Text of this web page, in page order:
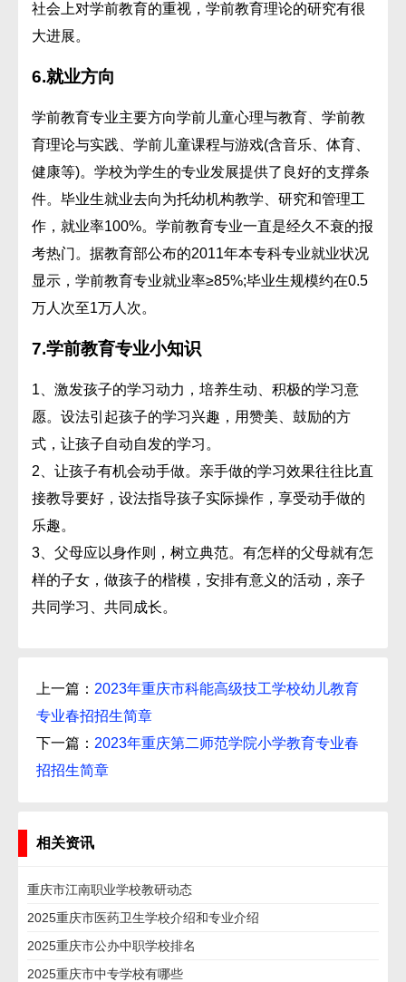
社会上对学前教育的重视，学前教育理论的研究有很
大进展。
6.就业方向
学前教育专业主要方向学前儿童心理与教育、学前教
育理论与实践、学前儿童课程与游戏(含音乐、体育、
健康等)。学校为学生的专业发展提供了良好的支撑条
件。毕业生就业去向为托幼机构教学、研究和管理工
作，就业率100%。学前教育专业一直是经久不衰的报
考热门。据教育部公布的2011年本专科专业就业状况
显示，学前教育专业就业率≥85%;毕业生规模约在0.5
万人次至1万人次。
7.学前教育专业小知识
1、激发孩子的学习动力，培养生动、积极的学习意
愿。设法引起孩子的学习兴趣，用赞美、鼓励的方
式，让孩子自动自发的学习。
2、让孩子有机会动手做。亲手做的学习效果往往比直
接教导要好，设法指导孩子实际操作，享受动手做的
乐趣。
3、父母应以身作则，树立典范。有怎样的父母就有怎
样的子女，做孩子的楷模，安排有意义的活动，亲子
共同学习、共同成长。
上一篇： 2023年重庆市科能高级技工学校幼儿教育
专业春招招生简章
下一篇： 2023年重庆第二师范学院小学教育专业春
招招生简章
相关资讯
重庆市江南职业学校教研动态
2025重庆市医药卫生学校介绍和专业介绍
2025重庆市公办中职学校排名
2025重庆市中专学校有哪些